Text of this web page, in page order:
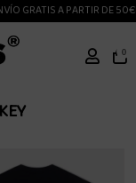
GRATIS A PARTIR DE 50€
0